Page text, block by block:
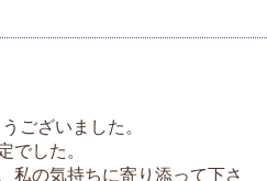
ございました。
でした。
私の気持ちに寄り添って下さ